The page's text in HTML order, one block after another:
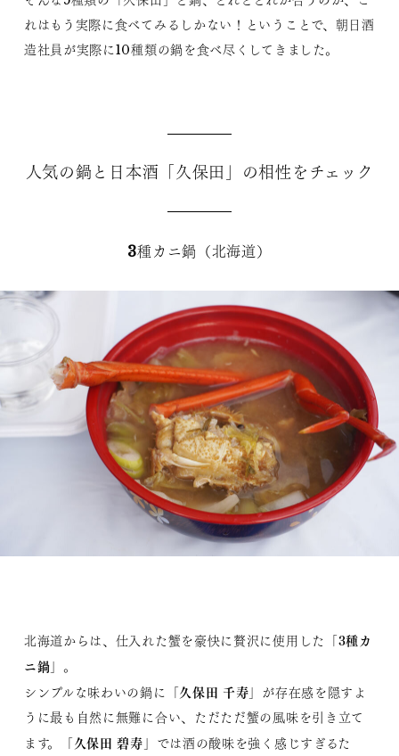
れはもう実際に食べてみるしかない！ということで、朝日酒
造社員が実際に10種類の鍋を食べ尽くしてきました。
人気の鍋と日本酒「久保田」の相性をチェック
3種カニ鍋（北海道）
北海道からは、仕入れた蟹を豪快に贅沢に使用した「3種カ
ニ鍋」。
シンプルな味わいの鍋に「久保田 千寿」が存在感を隠すよ
うに最も自然に無難に合い、ただただ蟹の風味を引き立て
ます。「久保田 碧寿 」では酒の酸味を強く感じすぎるた